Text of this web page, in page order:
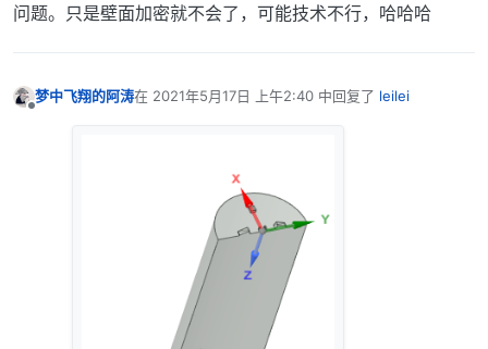
问题。只是壁面加密就不会了，可能技术不行，哈哈哈
梦中飞翔的阿涛在 2021年5月17日 上午2:40 中回复了 leilei
最后由 编辑